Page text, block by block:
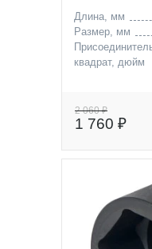
Длина, мм
Размер, мм
квадрат, дюйм
2 060 ₽
1 760 ₽